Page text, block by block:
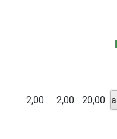
2,00 2,00 20,00